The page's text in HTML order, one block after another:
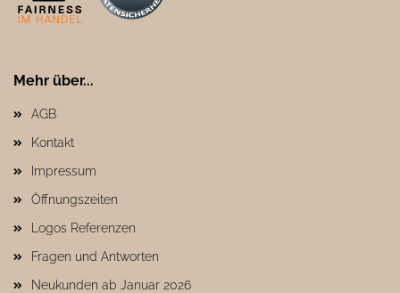
Mehr über...
AGB
Kontakt
Impressum
Öffnungszeiten
Logos Referenzen
Fragen und Antworten
Neukunden ab Januar 2026